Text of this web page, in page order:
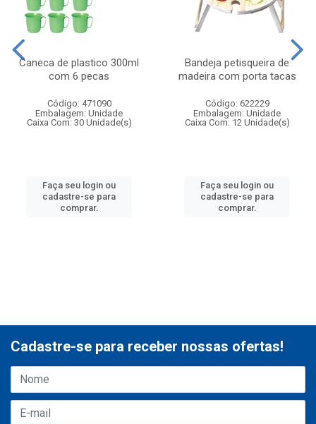
Caneca de plastico 300ml
com 6 pecas
Código: 471090
Embalagem: Unidade
Caixa Com: 30 Unidade(s)
Faça seu login ou
cadastre-se para
comprar.
Bandeja petisqueira de
madeira com porta tacas
Código: 622229
Embalagem: Unidade
Caixa Com: 12 Unidade(s)
Faça seu login ou
cadastre-se para
comprar.
Cadastre-se para receber nossas ofertas!